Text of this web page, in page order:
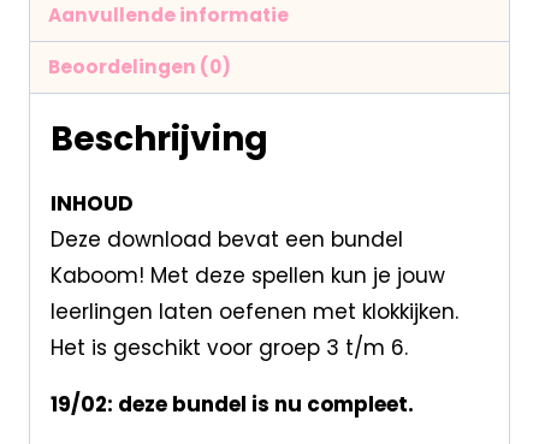
Aanvullende informatie
Beoordelingen (0)
Beschrijving
INHOUD
Deze download bevat een bundel
Kaboom! Met deze spellen kun je jouw
leerlingen laten oefenen met klokkijken.
Het is geschikt voor groep 3 t/m 6.
19/02: deze bundel is nu compleet.